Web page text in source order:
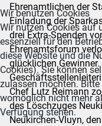
Ehrenamtlichen der
Einladung der
drei Extra-Spenden
Ehrenamtsforum
glücklichen
Chef Lutz Reimann
des Löschzuges
Neukirchen-Vluyn,
Wir benutzen Cookies
Wir nutzen Cookies auf
essenziell für den
diese Website und die
Cookies). Sie können
zulassen möchten.
womöglich nicht mehr
Verfügung stehen.